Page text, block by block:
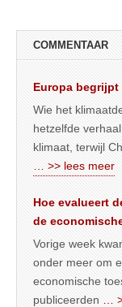
COMMENTAAR
Europa begrijpt
Wie het
hetzelfde
klimaat, terwijl
… >> lees meer
Hoe evalueert
de
Vorige week
onder meer om
economische
publiceerden
…